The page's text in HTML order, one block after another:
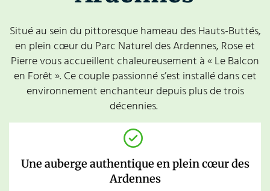
Situé au sein du pittoresque hameau des Hauts-Buttés,
en plein cœur du Parc Naturel des Ardennes, Rose et
Pierre vous accueillent chaleureusement à « Le Balcon
en Forêt ». Ce couple passionné s’est installé dans cet
environnement enchanteur depuis plus de trois
décennies.
Une auberge authentique en plein cœur des
Ardennes